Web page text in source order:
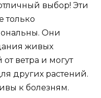
выбор! Эти
только
Они
живых
ветра и могут
других растений.
к болезням.